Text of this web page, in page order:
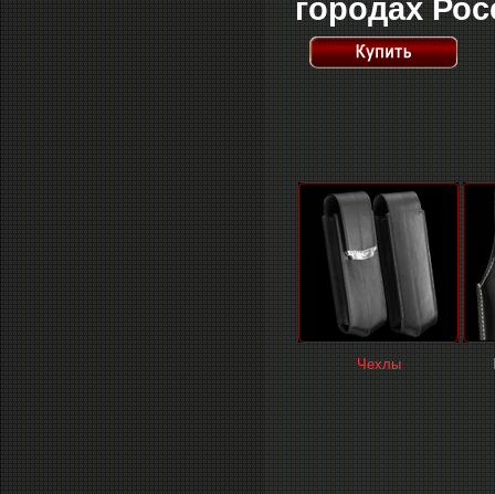
городах
Чехлы